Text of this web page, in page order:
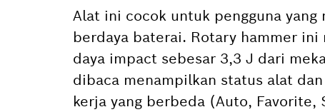
Alat ini cocok untuk pengguna
berdaya baterai. Rotary hammer
daya impact sebesar 3,3 J dari
dibaca menampilkan status alat
kerja yang berbeda (Auto,